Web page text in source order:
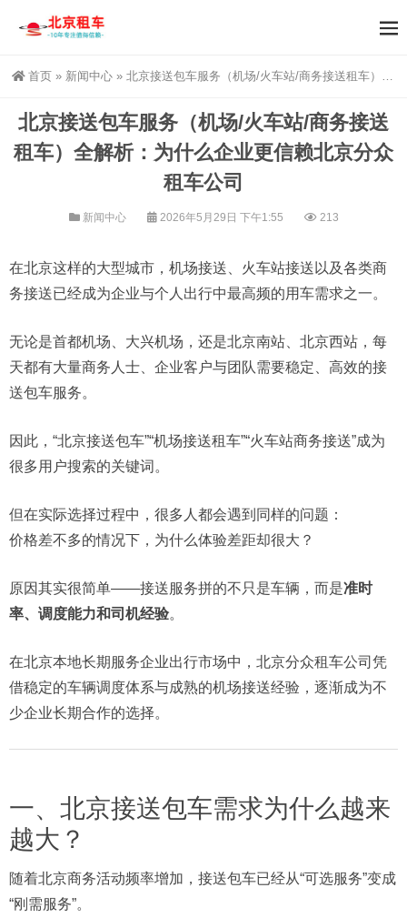
首页 » 新闻中心 » 北京接送包车服务（机场/火车站/商务接送租车）全解析：为什么企业更信赖北京分众租车公司
北京接送包车服务（机场/火车站/商务接送
租车）全解析：为什么企业更信赖北京分众
租车公司
新闻中心 2026年5月29日 下午1:55 213
在北京这样的大型城市，机场接送、火车站接送以及各类商
务接送已经成为企业与个人出行中最高频的用车需求之一。
无论是首都机场、大兴机场，还是北京南站、北京西站，每
天都有大量商务人士、企业客户与团队需要稳定、高效的接
送包车服务。
因此，“北京接送包车”“机场接送租车”“火车站商务接送”成为
很多用户搜索的关键词。
但在实际选择过程中，很多人都会遇到同样的问题：
价格差不多的情况下，为什么体验差距却很大？
原因其实很简单——接送服务拼的不只是车辆，而是准时
率、调度能力和司机经验。
在北京本地长期服务企业出行市场中，北京分众租车公司凭
借稳定的车辆调度体系与成熟的机场接送经验，逐渐成为不
少企业长期合作的选择。
一、北京接送包车需求为什么越来
越大？
随着北京商务活动频率增加，接送包车已经从“可选服务”变成
“刚需服务”。